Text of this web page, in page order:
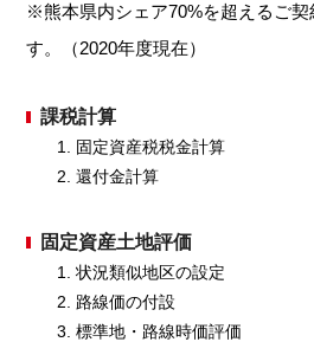
※熊本県内シェア70%を超えるご契
す。（2020年度現在）
課税計算
固定資産税税金計算
還付金計算
固定資産土地評価
状況類似地区の設定
路線価の付設
標準地・路線時価評価